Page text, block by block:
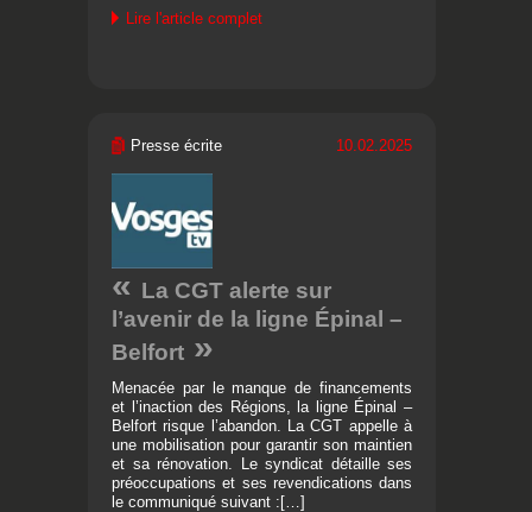
Lire l'article complet
Presse écrite 10.02.2025
La CGT alerte sur
l’avenir de la ligne Épinal –
Belfort
Menacée par le manque de financements
et l’inaction des Régions, la ligne Épinal –
Belfort risque l’abandon. La CGT appelle à
une mobilisation pour garantir son maintien
et sa rénovation. Le syndicat détaille ses
préoccupations et ses revendications dans
le communiqué suivant :[…]